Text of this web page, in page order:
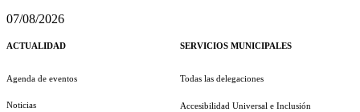
07/08/2026
ACTUALIDAD
Agenda de eventos
Noticias
SERVICIOS MUNICIPALES
Todas las delegaciones
Accesibilidad Universal e Inclusión